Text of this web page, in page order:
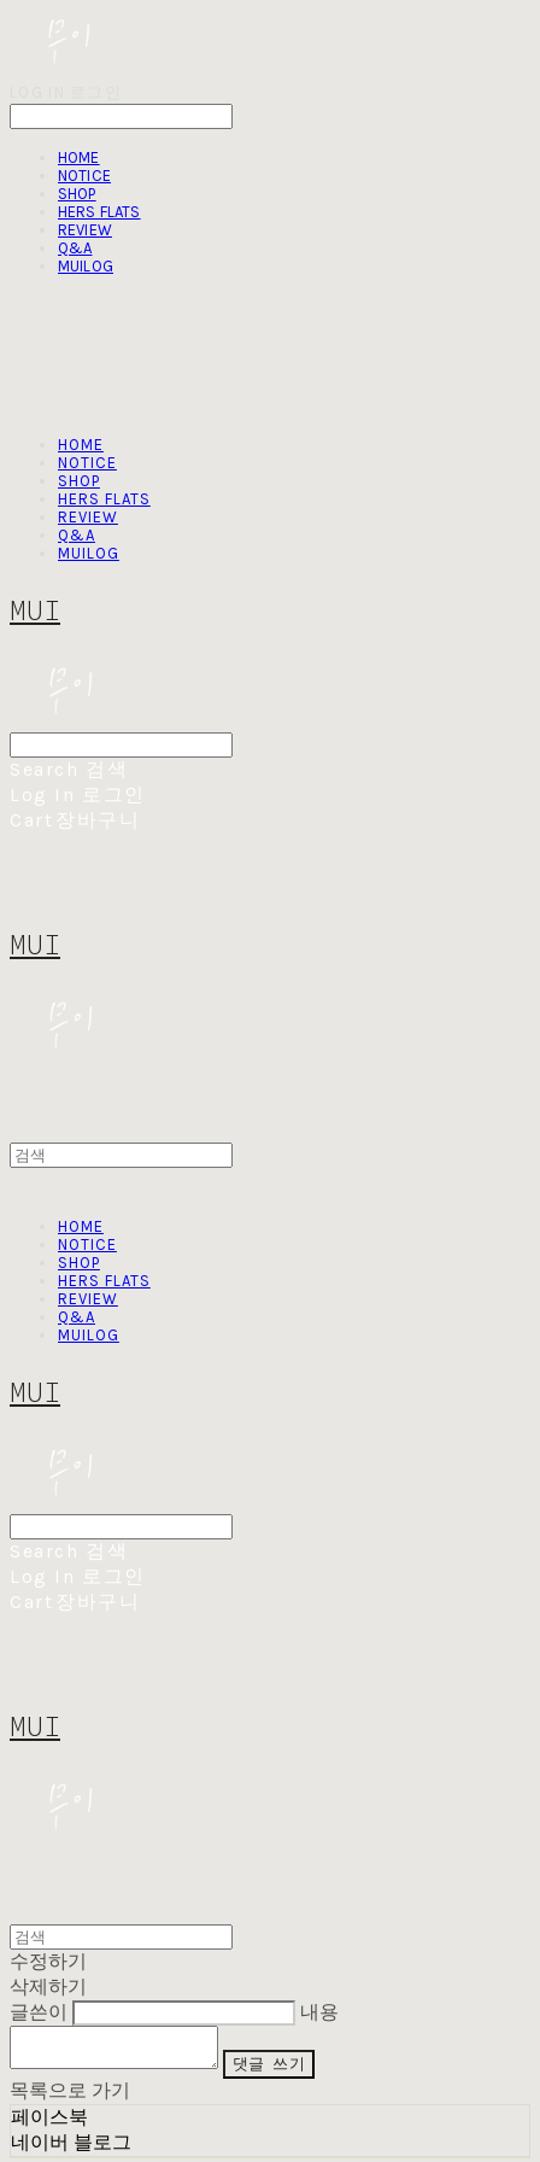
HOME
NOTICE
SHOP
HERS FLATS
REVIEW
Q&A
MUILOG
HOME
NOTICE
SHOP
HERS FLATS
REVIEW
Q&A
MUILOG
MUI
Search 검색
Log In 로그인
Cart 장바구니
MUI
HOME
NOTICE
SHOP
HERS FLATS
REVIEW
Q&A
MUILOG
MUI
Search 검색
Log In 로그인
Cart 장바구니
MUI
수정하기
삭제하기
글쓴이
내용
댓글 쓰기
목록으로 가기
페이스북
네이버 블로그